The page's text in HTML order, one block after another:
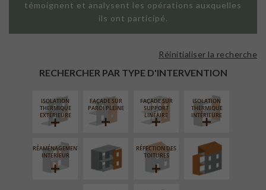
témoignent et analysent les opérations auxquelles
ils ont participé.
RECHERCHER PAR TYPE D'INTERVENTION
Réinitialiser la recherche
ISOLATION
THERMIQUE
EXTÉRIEURE
FAÇADE SUR
PAROI PLEINE
FAÇADE SUR
SUPPORT
LINÉAIRE
ISOLATION
THERMIQUE
INTÉRIEURE
RÉAMÉNAGEMENT
INTÉRIEUR
FERMETURE
LOGGIAS
RÉFECTION DES
TOITURES
SURÉLÉVATION
EXTENSION
AMÉNAGEMENT
EXTÉRIEUR